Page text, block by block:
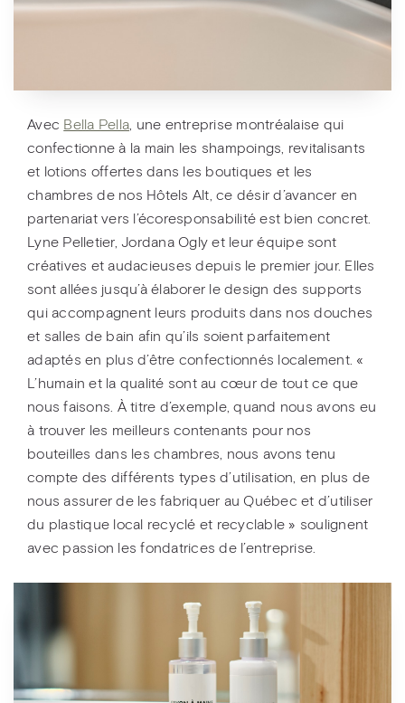
Avec Bella Pella , une entreprise montréalaise qui
confectionne à la main les shampoings, revitalisants
et lotions offertes dans les boutiques et les
chambres de nos Hôtels Alt, ce désir d’avancer en
partenariat vers l’écoresponsabilité est bien concret.
Lyne Pelletier, Jordana Ogly et leur équipe sont
créatives et audacieuses depuis le premier jour. Elles
sont allées jusqu’à élaborer le design des supports
qui accompagnent leurs produits dans nos douches
et salles de bain afin qu’ils soient parfaitement
adaptés en plus d’être confectionnés localement. «
L’humain et la qualité sont au cœur de tout ce que
nous faisons. À titre d’exemple, quand nous avons eu
à trouver les meilleurs contenants pour nos
bouteilles dans les chambres, nous avons tenu
compte des différents types d’utilisation, en plus de
nous assurer de les fabriquer au Québec et d’utiliser
du plastique local recyclé et recyclable » soulignent
avec passion les fondatrices de l’entreprise.